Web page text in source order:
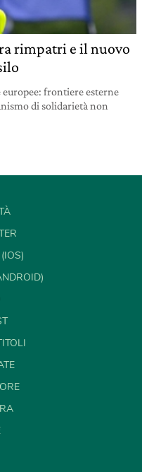
rimpatri e il nuovo
frontiere esterne
di solidarietà non